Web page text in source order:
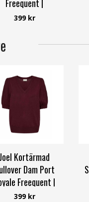
Freequent |
Smilebutiken
399 kr
Joel Kortärmad
Dam Port
Freequent |
Smilebutiken
399 kr